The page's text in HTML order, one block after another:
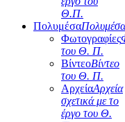
Θ.Π.
Πολυμέσα
Φωτογραφίες
του Θ. Π.
ΒίντεοΒίντεο
του Θ. Π.
ΑρχείαΑρχεία
σχετικά με το
έργο του Θ.